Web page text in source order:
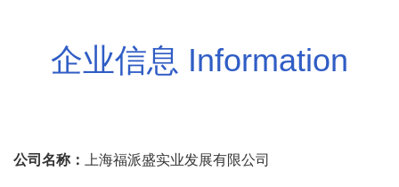
企业信息 Information
公司名称： 上海福派盛实业发展有限公司